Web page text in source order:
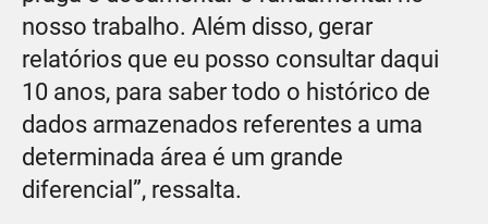
nosso trabalho. Além disso, gerar
relatórios que eu posso consultar daqui
10 anos, para saber todo o histórico de
dados armazenados referentes a uma
determinada área é um grande
diferencial”, ressalta.